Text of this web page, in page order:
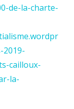
de-la-charte-
2019-
cailloux-
la-